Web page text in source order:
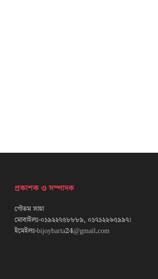
প্রকাশক ও সম্পাদক
গৌতম সাহা
মোবাইলঃ-০১৯২২৭৫৮৮৮৯, ০১৭১২২৬৫৯৯৭।
ইমেইলঃ-bijoybarta24@gmail.com